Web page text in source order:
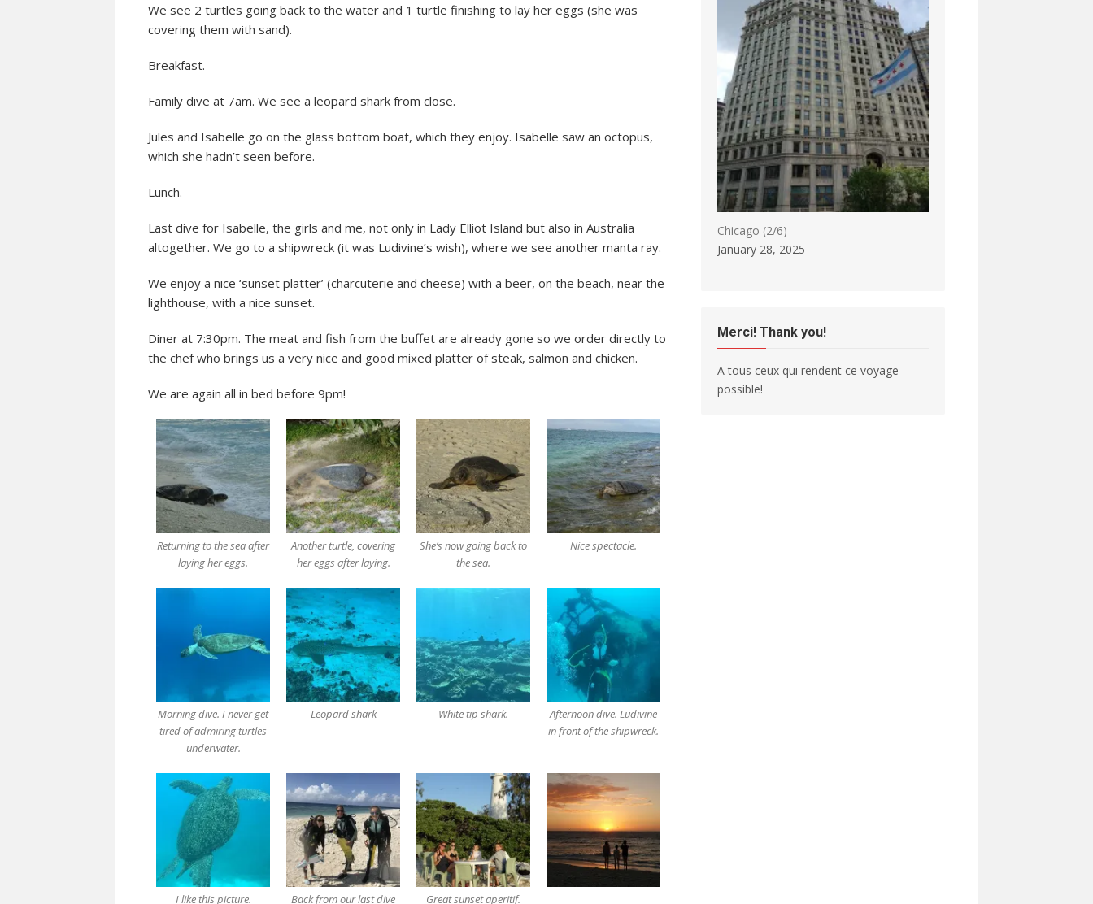
We see 2 turtles going back to the water and 1 turtle finishing to lay her eggs (she was
covering them with sand).
Breakfast.
Family dive at 7am. We see a leopard shark from close.
Jules and Isabelle go on the glass bottom boat, which they enjoy. Isabelle saw an octopus,
which she hadn’t seen before.
Lunch.
Last dive for Isabelle, the girls and me, not only in Lady Elliot Island but also in Australia
altogether. We go to a shipwreck (it was Ludivine’s wish), where we see another manta ray.
We enjoy a nice ‘sunset platter’ (charcuterie and cheese) with a beer, on the beach, near the
lighthouse, with a nice sunset.
Diner at 7:30pm. The meat and fish from the buffet are already gone so we order directly to
the chef who brings us a very nice and good mixed platter of steak, salmon and chicken.
We are again all in bed before 9pm!
Returning to the sea after
laying her eggs.
Another turtle, covering
her eggs after laying.
She’s now going back to
the sea.
Nice spectacle.
Morning dive. I never get
tired of admiring turtles
underwater.
Leopard shark White tip shark.
Afternoon dive. Ludivine
in front of the shipwreck.
I like this picture. Back from our last dive Great sunset aperitif.
Chicago (2/6)
January 28, 2025
Merci! Thank you!
A tous ceux qui rendent ce voyage
possible!